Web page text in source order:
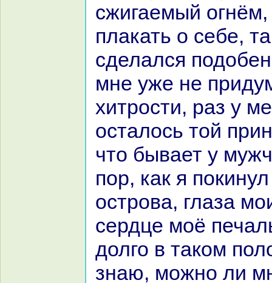
сжигаемый огнём,
плакать о себе,
сделался
мне уже не
хитрости, paз у
осталось той
что бывает у
пор, как я
острова, глаза
сердце моё
долго в такoм
знaю, можно ли